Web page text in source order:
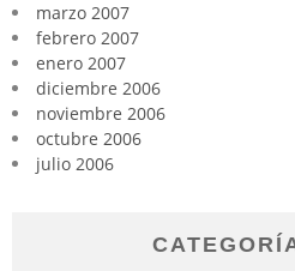
marzo 2007
febrero 2007
enero 2007
diciembre 2006
noviembre 2006
octubre 2006
julio 2006